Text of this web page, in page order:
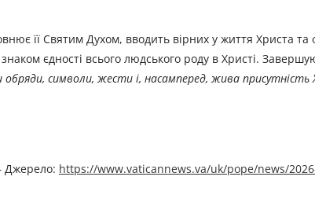
її Святим Духом, вводить вірних у життя Христа та
єдності всього людського роду в Христі.
символи, жести і, насамперед, жива присутність
Джерелo: https://www.vaticannews.va/uk/pope/news/